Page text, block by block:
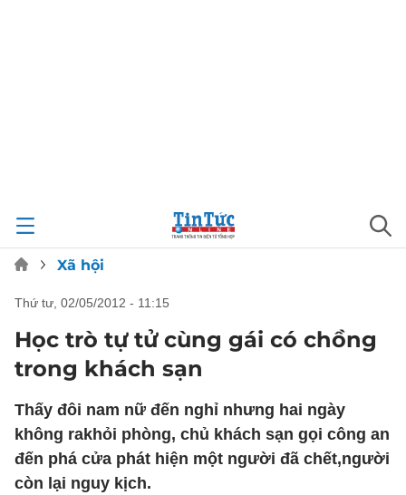
Xã hội
thứ tư, 02/05/2012 - 11:15
Học trò tự tử cùng gái có chồng
trong khách sạn
Thấy đôi nam nữ đến nghỉ nhưng hai ngày
không rakhỏi phòng, chủ khách sạn gọi công an
đến phá cửa phát hiện một người đã chết,người
còn lại nguy kịch.